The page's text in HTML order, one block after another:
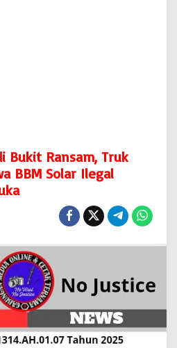
Bukit Ransam, Truk
BBM Solar Ilegal